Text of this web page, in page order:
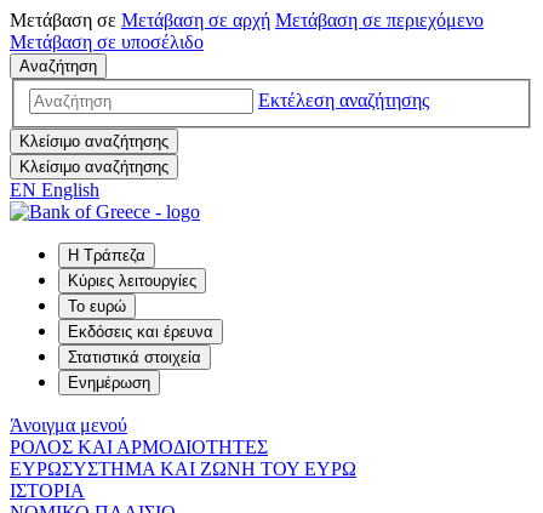
Μετάβαση σε Μετάβαση σε αρχή Μετάβαση σε περιεχόμενο
Μετάβαση σε υποσέλιδο
Αναζήτηση
Εκτέλεση αναζήτησης
Κλείσιμο αναζήτησης
Κλείσιμο αναζήτησης
EN English
Η Τράπεζα
Κύριες λειτουργίες
Το ευρώ
Εκδόσεις και έρευνα
Στατιστικά στοιχεία
Ενημέρωση
Άνοιγμα μενού
ΡΟΛΟΣ ΚΑΙ ΑΡΜΟΔΙΟΤΗΤΕΣ
ΕΥΡΩΣΥΣΤΗΜΑ ΚΑΙ ΖΩΝΗ ΤΟΥ ΕΥΡΩ
ΙΣΤΟΡΙΑ